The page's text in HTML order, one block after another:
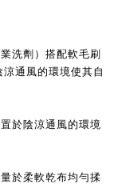
洗劑）搭配軟毛刷
涼通風的環境使其自
於陰涼通風的環境
於柔軟乾布均勻揉